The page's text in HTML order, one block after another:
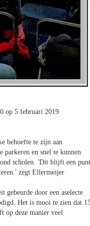
op 5 februari 2019
behoefte te zijn aan
parkeren en snel te kunnen
scholen. 'Dit blijft een punt
zegt Ellermeijer
gebeurde door een aselecte
Het is mooi te zien dat
op deze manier veel